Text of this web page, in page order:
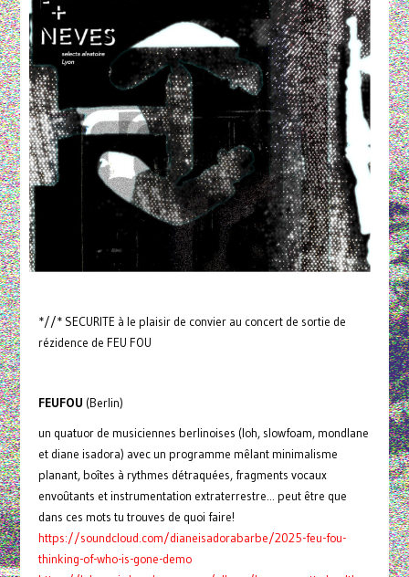
*//* SECURITE à le plaisir de convier au concert de sortie de
rézidence de FEU FOU
FEUFOU (Berlin)
un quatuor de musiciennes berlinoises (loh, slowfoam, mondlane
et diane isadora) avec un programme mêlant minimalisme
planant, boîtes à rythmes détraquées, fragments vocaux
envoûtants et instrumentation extraterrestre... peut être que
dans ces mots tu trouves de quoi faire!
https://soundcloud.com/dianeisadorabarbe/2025-feu-fou-
thinking-of-who-is-gone-demo